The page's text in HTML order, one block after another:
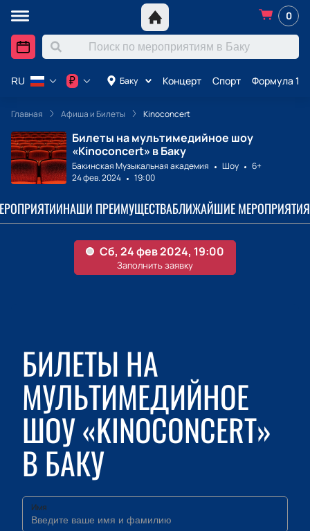
0
Баку Концерт Спорт Формула 1
RU ₽
Главная Афиша и Билеты Kinoconcert
Билеты на мультимедийное шоу
«Kinoconcert» в Баку
Бакинская Музыкальная академия Шоу
6+
24 фев. 2024
19:00
НАШИ ПРЕИМУЩЕСТВАБЛИЖАЙШИЕ МЕРОПРИЯТИЯ
БИЛЕТЫ НА
МУЛЬТИМЕДИЙНОЕ
ШОУ «KINOCONCERT»
В БАКУ
Имя